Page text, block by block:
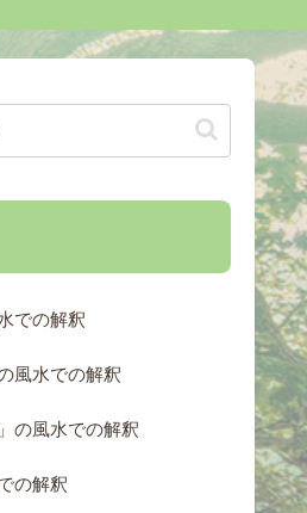
での解釈
風水での解釈
の風水での解釈
の解釈